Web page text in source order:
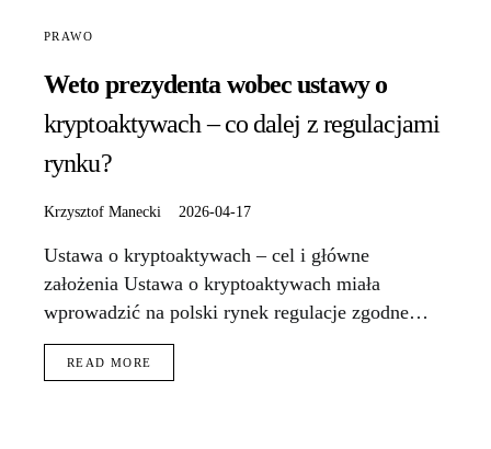
PRAWO
Weto prezydenta wobec ustawy o
kryptoaktywach – co dalej z regulacjami
rynku?
Krzysztof Manecki 2026-04-17
Ustawa o kryptoaktywach – cel i główne
założenia Ustawa o kryptoaktywach miała
wprowadzić na polski rynek regulacje zgodne…
READ MORE